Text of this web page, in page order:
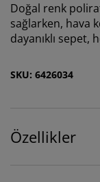
Doğal renk
sağlarken, hava
dayanıklı
SKU: 6426034
Özellikler